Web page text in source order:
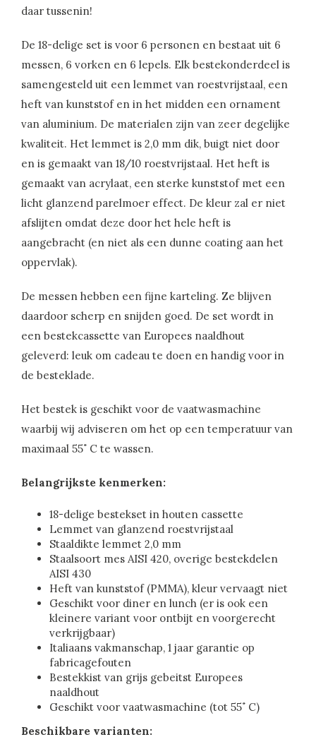
daar tussenin!
De 18-delige set is voor 6 personen en bestaat uit 6
messen, 6 vorken en 6 lepels. Elk bestekonderdeel is
samengesteld uit een lemmet van roestvrijstaal, een
heft van kunststof en in het midden een ornament
van aluminium. De materialen zijn van zeer degelijke
kwaliteit. Het lemmet is 2,0 mm dik, buigt niet door
en is gemaakt van 18/10 roestvrijstaal. Het heft is
gemaakt van acrylaat, een sterke kunststof met een
licht glanzend parelmoer effect. De kleur zal er niet
afslijten omdat deze door het hele heft is
aangebracht (en niet als een dunne coating aan het
oppervlak).
De messen hebben een fijne karteling. Ze blijven
daardoor scherp en snijden goed. De set wordt in
een bestekcassette van Europees naaldhout
geleverd: leuk om cadeau te doen en handig voor in
de besteklade.
Het bestek is geschikt voor de vaatwasmachine
waarbij wij adviseren om het op een temperatuur van
maximaal 55˚ C te wassen.
Belangrijkste kenmerken:
18-delige bestekset in houten cassette
Lemmet van glanzend roestvrijstaal
Staaldikte lemmet 2,0 mm
Staalsoort mes AISI 420, overige bestekdelen
AISI 430
Heft van kunststof (PMMA), kleur vervaagt niet
Geschikt voor diner en lunch (er is ook een
kleinere variant voor ontbijt en voorgerecht
verkrijgbaar)
Italiaans vakmanschap, 1 jaar garantie op
fabricagefouten
Bestekkist van grijs gebeitst Europees
naaldhout
Geschikt voor vaatwasmachine (tot 55˚ C)
Beschikbare varianten: